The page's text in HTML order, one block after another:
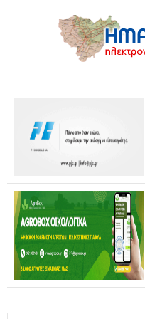
Επίσκεψη